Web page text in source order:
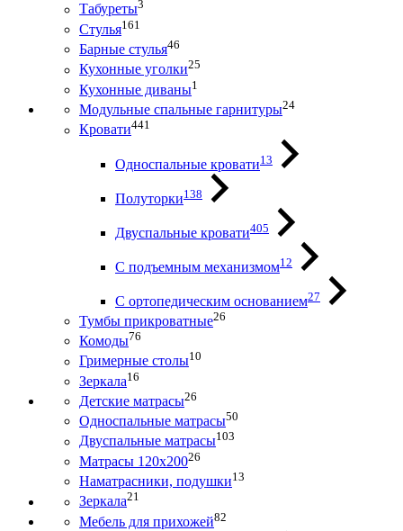
Табуреты3
Стулья161
Барные стулья46
Кухонные уголки25
Кухонные диваны1
Модульные спальные гарнитуры24
Кровати441
Односпальные кровати13
Полуторки138
Двуспальные кровати405
С подъемным механизмом12
С ортопедическим основанием27
Тумбы прикроватные26
Комоды76
Гримерные столы10
Зеркала16
Детские матрасы26
Односпальные матрасы50
Двуспальные матрасы103
Матрасы 120х20026
Наматрасники, подушки13
Зеркала21
Мебель для прихожей82